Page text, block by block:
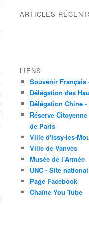
ARTICLES
LIENS
Souvenir Français
Délégation des
Délégation Chine
Réserve
de Paris
Ville d'Issy-les-
Ville de Vanves
Musée de l'Armée
UNC - Site national
Page Facebook
Chaîne You Tube